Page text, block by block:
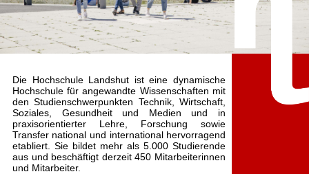
Die Hochschule Landshut ist eine dynamische
Hochschule für angewandte Wissenschaften mit
den Studienschwerpunkten Technik, Wirtschaft,
Soziales, Gesundheit und Medien und in
praxisorientierter Lehre, Forschung sowie
Transfer national und international hervorragend
etabliert. Sie bildet mehr als 5.000 Studierende
aus und beschäftigt derzeit 450 Mitarbeiterinnen
und Mitarbeiter.